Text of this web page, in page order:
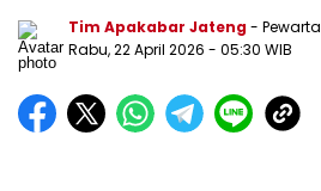
Tim Apakabar Jateng- Pewarta
Rabu, 22 April 2026 - 05:30 WIB